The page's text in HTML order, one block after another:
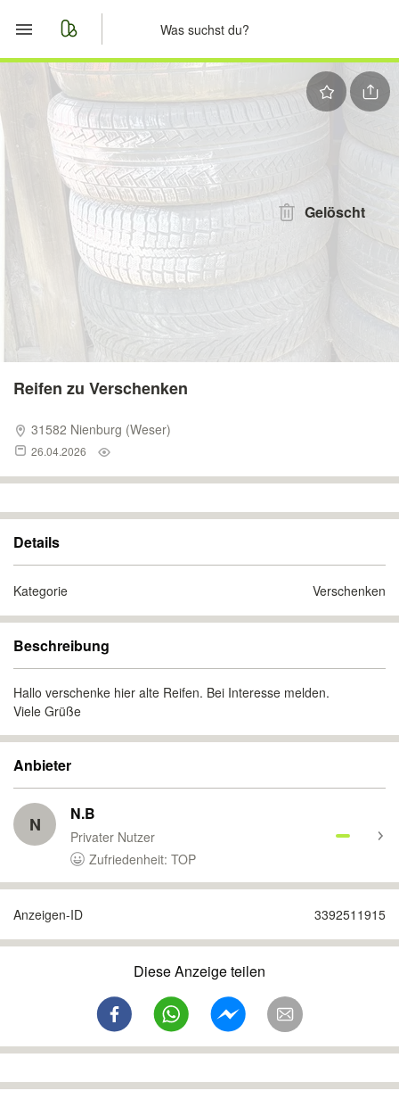
Start
Merkliste
Nachrichten
Anzeige aufgeben
Gelöscht
Reifen zu Verschenken
31582 Nienburg (Weser)
26.04.2026
Details
Kategorie Verschenken
Beschreibung
Hallo verschenke hier alte Reifen. Bei Interesse melden.
Viele Grüße
Anbieter
N N.B
Privater Nutzer
Zufriedenheit: TOP
Anzeigen-ID 3392511915
Diese Anzeige teilen